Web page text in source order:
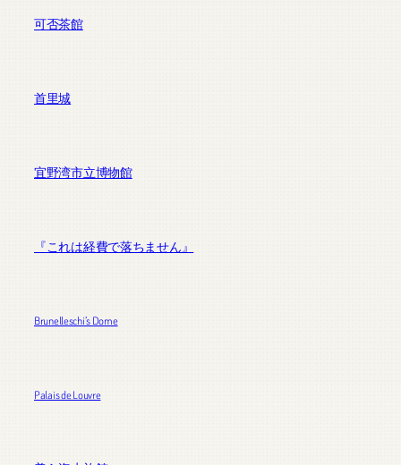
可否茶館
首里城
宜野湾市立博物館
『これは経費で落ちません』
Brunelleschi’s Dome
Palais de Louvre